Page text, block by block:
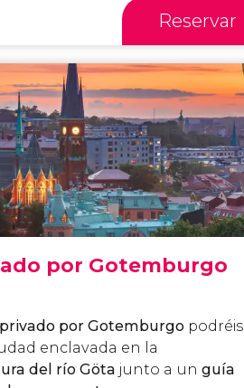
Reservar
por Gotemburgo
por Gotemburgo podréis
enclavada en la
del río Göta junto a un guía